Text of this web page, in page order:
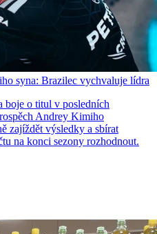
syna: Brazilec vychvaluje lídra
boje o titul v posledních
Andrey Kimiho
zajíždět výsledky a sbírat
na konci sezony rozhodnout.